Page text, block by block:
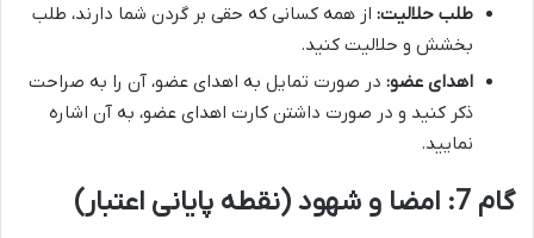
طلب حلالیت: از همه کسانی که حقی بر گردن شما دارند، طلب
بخشش و حلالیت کنید.
اهدای عضو: در صورت تمایل به اهدای عضو، آن را به صراحت
ذکر کنید و در صورت داشتن کارت اهدای عضو، به آن اشاره
نمایید.
گام 7: امضا و شهود (نقطه پایانی اعتبار)